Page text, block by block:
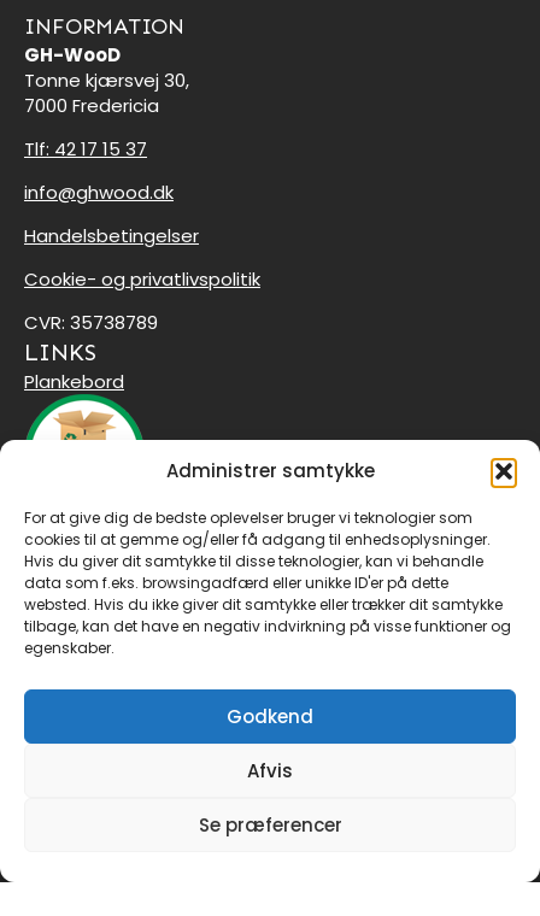
Administrer samtykke
For at give dig de bedste oplevelser bruger vi teknologier som
cookies til at gemme og/eller få adgang til enhedsoplysninger.
Hvis du giver dit samtykke til disse teknologier, kan vi behandle
data som f.eks. browsingadfærd eller unikke ID'er på dette
websted. Hvis du ikke giver dit samtykke eller trækker dit samtykke
tilbage, kan det have en negativ indvirkning på visse funktioner og
egenskaber.
Godkend
Afvis
Se præferencer
INFORMATION
GH-WooD
Tonne kjærsvej 30,
7000 Fredericia
Tlf: 42 17 15 37
info@ghwood.dk
Handelsbetingelser
Cookie- og privatlivspolitik
CVR: 35738789
LINKS
Plankebord
Tilmeld dig vores nyhedsbrev
Email *
Tilmeld
FØLG OS PÅ FACEBOOK
Gh Møbler Fredericia
Klik for at acceptere
markedsføring cookies og